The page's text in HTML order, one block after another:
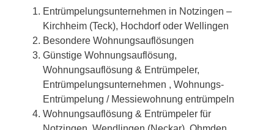
Entrümpelungsunternehmen in Notzingen –
Kirchheim (Teck), Hochdorf oder Wellingen
Besondere Wohnungsauflösungen
Günstige Wohnungsauflösung,
Wohnungsauflösung & Entrümpeler,
Entrümpelungsunternehmen , Wohnungs-
Entrümpelung / Messiewohnung entrümpeln
Wohnungsauflösung & Entrümpeler für